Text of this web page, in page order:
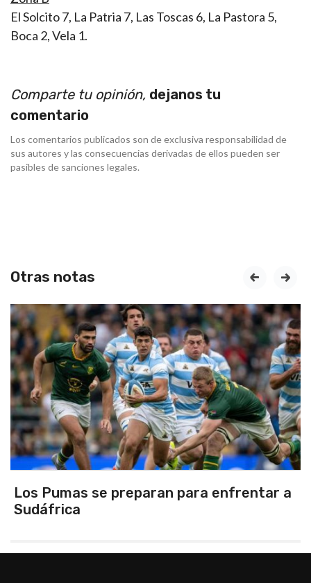
El Solcito 7, La Patria 7, Las Toscas 6, La Pastora 5,
Boca 2, Vela 1.
Comparte tu opinión, dejanos tu
comentario
Los comentarios publicados son de exclusiva responsabilidad de
sus autores y las consecuencias derivadas de ellos pueden ser
pasibles de sanciones legales.
Otras notas
Los Pumas se preparan para enfrentar a
Sudáfrica
prev next